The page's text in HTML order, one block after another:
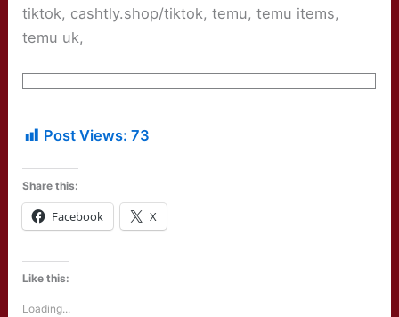
tiktok, cashtly.shop/tiktok, temu, temu items,
temu uk,
Post Views: 73
Share this:
Facebook X
Like this:
Loading...